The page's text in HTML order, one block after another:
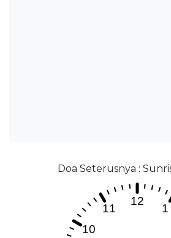
Doa Seterusnya :